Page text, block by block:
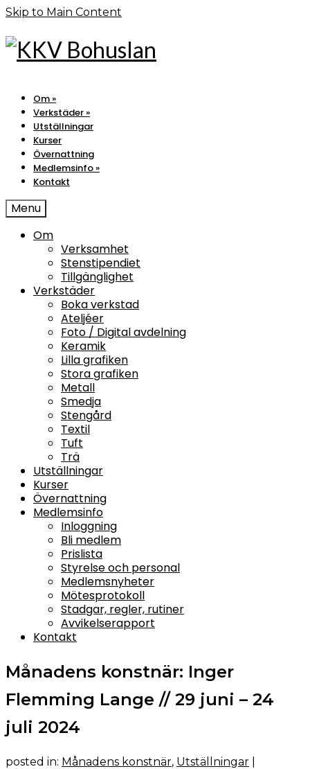
Skip to Main Content
Om»
Verkstäder»
Utställningar
Kurser
Övernattning
Medlemsinfo»
Kontakt
Menu
Om
Verksamhet
Stenstipendiet
Tillgänglighet
Verkstäder
Boka verkstad
Ateljéer
Foto / Digital avdelning
Keramik
Lilla grafiken
Stora grafiken
Metall
Smedja
Stengård
Textil
Tuft
Trä
Utställningar
Kurser
Övernattning
Medlemsinfo
Inloggning
Bli medlem
Prislista
Styrelse och personal
Medlemsnyheter
Mötesprotokoll
Stadgar, regler, rutiner
Avvikelserapport
Kontakt
Månadens konstnär: Inger
Flemming Lange // 29 juni – 24
juli 2024
posted in: Månadens konstnär, Utställningar